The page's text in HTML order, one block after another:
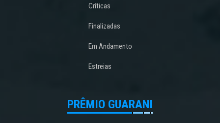
Críticas
Finalizadas
Em Andamento
Estreias
PRÊMIO GUARANI